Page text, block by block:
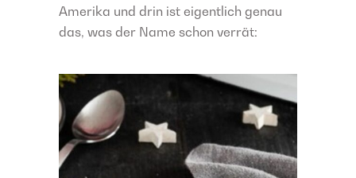
Amerika und drin ist eigentlich genau
das, was der Name schon verrät: